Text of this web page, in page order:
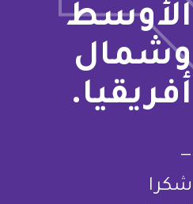
الأوسط
وشمال
أفريقيا.
—
شكرا